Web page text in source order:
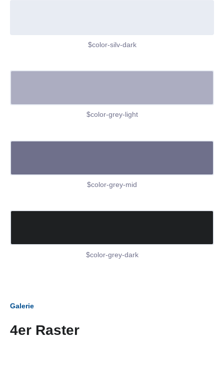
$color-silv-dark
$color-grey-light
$color-grey-mid
$color-grey-dark
Galerie
4er Raster